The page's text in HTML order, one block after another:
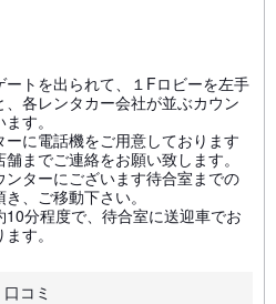
ートを出られて、１Fロビーを左手
、各レンタカー会社が並ぶカウン
す。
ーに電話機をご用意しております
までご連絡をお願い致します。
ンターにございます待合室までの
、ご移動下さい。
10分程度で、待合室に送迎車でお
す。
口コミ